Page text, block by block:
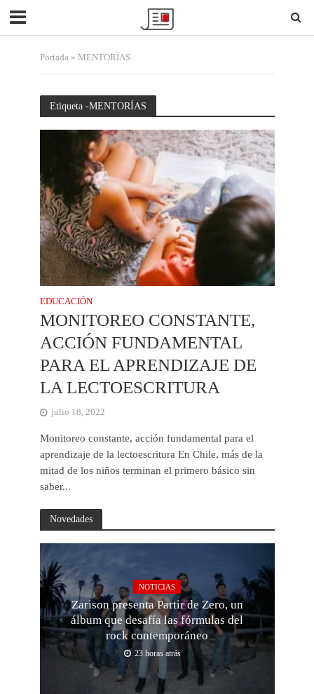
Portada» MENTORÍAS
Etiqueta -MENTORÍAS
EDUCACIÓN
MONITOREO CONSTANTE,
ACCIÓN FUNDAMENTAL
PARA EL APRENDIZAJE DE
LA LECTOESCRITURA
julio 18, 2022
Monitoreo constante, acción fundamental para el
aprendizaje de la lectoescritura En Chile, más de la
mitad de los niños terminan el primero básico sin
saber...
Novedades
NOTICIAS
Zarison presenta Partir de Zero, un
álbum que desafía las fórmulas del
rock contemporáneo
23 horas atrás